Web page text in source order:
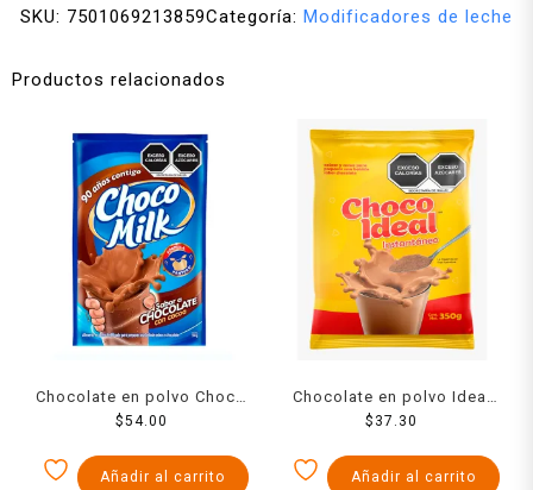
SKU: 7501069213859Categoría: Modificadores de leche
Productos relacionados
Chocolate en polvo Choco
Milk 350 g
$54.00
Añadir al carrito
Chocolate en polvo Ideal
350 g
$ 37.30
Añadir al carrito